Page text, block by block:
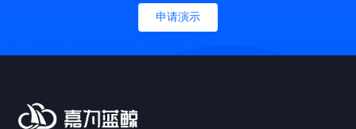
申请演示